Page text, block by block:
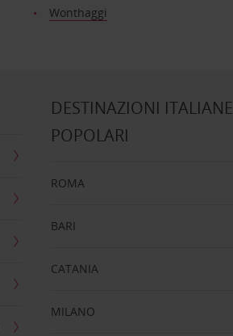
Wonthaggi
DESTINAZIONI ITALIANE
POPOLARI
ROMA
BARI
CATANIA
MILANO